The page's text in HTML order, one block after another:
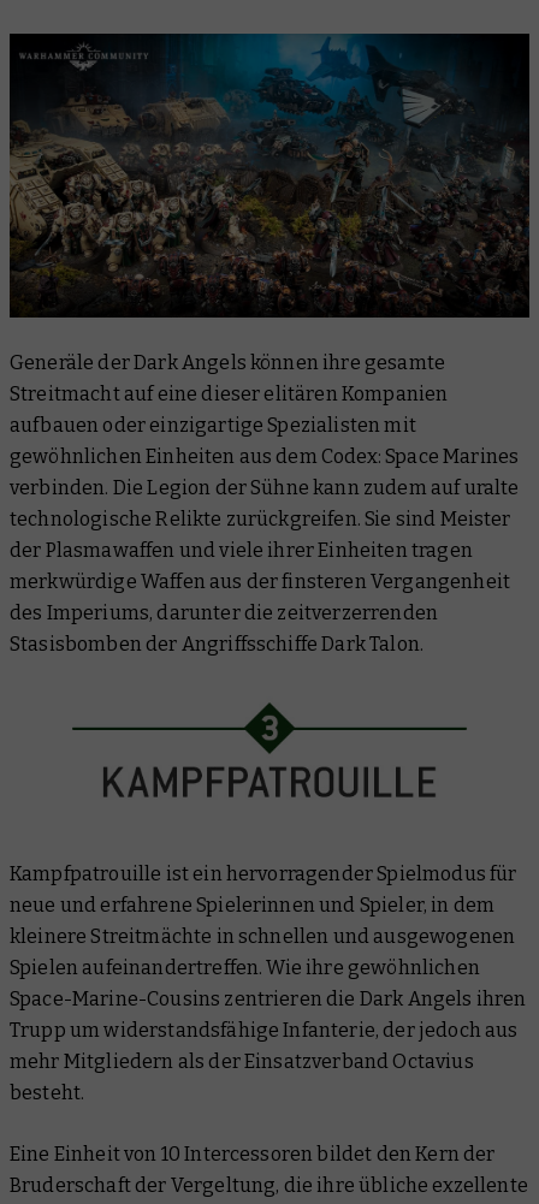
Generäle der Dark Angels können ihre gesamte
Streitmacht auf eine dieser elitären Kompanien
aufbauen oder einzigartige Spezialisten mit
gewöhnlichen Einheiten aus dem Codex: Space Marines
verbinden. Die Legion der Sühne kann zudem auf uralte
technologische Relikte zurückgreifen. Sie sind Meister
der Plasmawaffen und viele ihrer Einheiten tragen
merkwürdige Waffen aus der finsteren Vergangenheit
des Imperiums, darunter die zeitverzerrenden
Stasisbomben der Angriffsschiffe Dark Talon.
Kampfpatrouille ist ein hervorragender Spielmodus für
neue und erfahrene Spielerinnen und Spieler, in dem
kleinere Streitmächte in schnellen und ausgewogenen
Spielen aufeinandertreffen. Wie ihre gewöhnlichen
Space-Marine-Cousins zentrieren die Dark Angels ihren
Trupp um widerstandsfähige Infanterie, der jedoch aus
mehr Mitgliedern als der Einsatzverband Octavius
besteht.
Eine Einheit von 10 Intercessoren bildet den Kern der
Bruderschaft der Vergeltung, die ihre übliche exzellente